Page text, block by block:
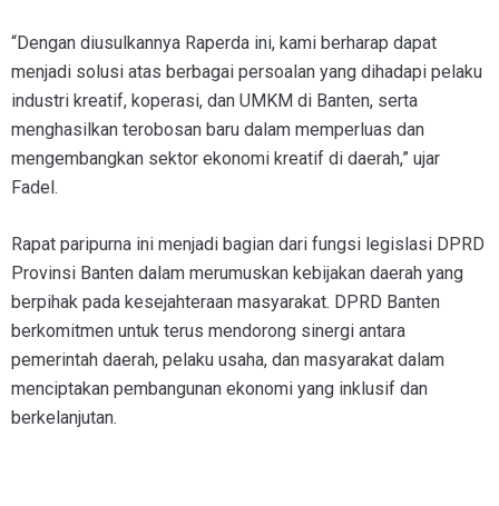
“Dengan diusulkannya Raperda ini, kami berharap dapat
menjadi solusi atas berbagai persoalan yang dihadapi pelaku
industri kreatif, koperasi, dan UMKM di Banten, serta
menghasilkan terobosan baru dalam memperluas dan
mengembangkan sektor ekonomi kreatif di daerah,” ujar
Fadel.
Rapat paripurna ini menjadi bagian dari fungsi legislasi DPRD
Provinsi Banten dalam merumuskan kebijakan daerah yang
berpihak pada kesejahteraan masyarakat. DPRD Banten
berkomitmen untuk terus mendorong sinergi antara
pemerintah daerah, pelaku usaha, dan masyarakat dalam
menciptakan pembangunan ekonomi yang inklusif dan
berkelanjutan.